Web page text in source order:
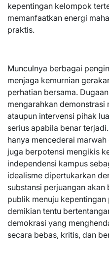
kepentingan kelompok
memanfaatkan energi
praktis.
Munculnya berbagai
menjaga kemurnian
perhatian bersama.
mengarahkan
ataupun intervensi pihak
serius apabila benar
hanya mencederai
juga berpotensi mengikis
independensi kampus
idealisme dipertukarkan
substansi perjuangan
publik menuju
demikian tentu
demokrasi yang
secara bebas, kritis, dan